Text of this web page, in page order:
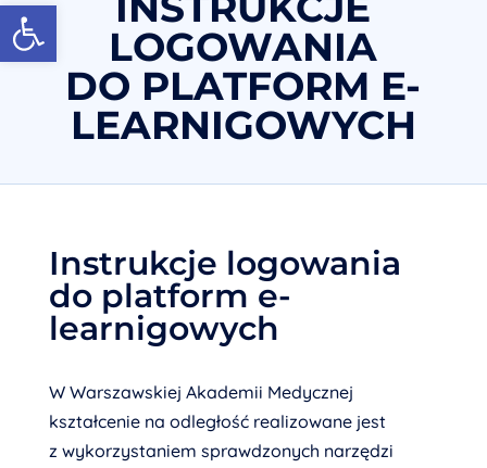
LOGOWANIA
DO PLATFORM E-
LEARNIGOWYCH
Instrukcje logowania
do platform e-
learnigowych
W Warszawskiej Akademii Medycznej
kształcenie na odległość realizowane jest
z wykorzystaniem sprawdzonych narzędzi
Otwórz pasek narzędzi